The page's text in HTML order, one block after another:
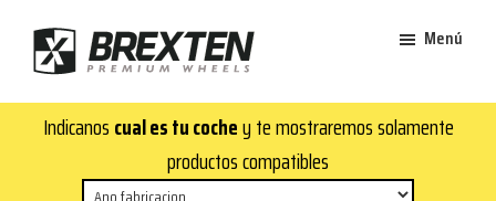
contenido
principal
de
página
Brexten
¡En
Brexten.com
encontrarás
Menú
Indicanos cual es tu cochey te mostraremos solamente
productos compatibles